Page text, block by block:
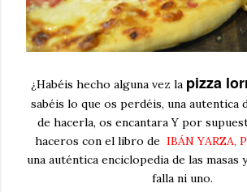
¿Habéis hecho alguna vez la pizza
sabéis lo que os perdéis, una autentica
de hacerla, os encantara Y por
haceros con el libro de IBÁN YARZA,
una auténtica enciclopedia de las masas
falla ni uno.